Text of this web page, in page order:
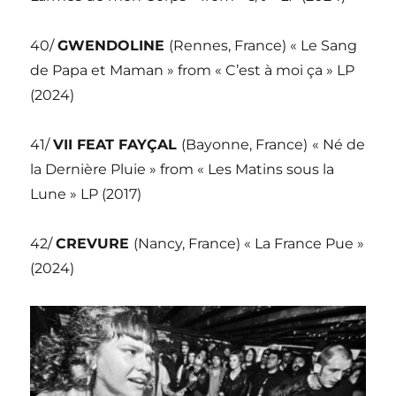
40/GWENDOLINE (Rennes, France) « Le Sang
de Papa et Maman » from « C’est à moi ça » LP
(2024)
41/VII FEAT FAYÇAL (Bayonne, France) « Né de
la Dernière Pluie » from « Les Matins sous la
Lune » LP (2017)
42/CREVURE (Nancy, France) « La France Pue »
(2024)